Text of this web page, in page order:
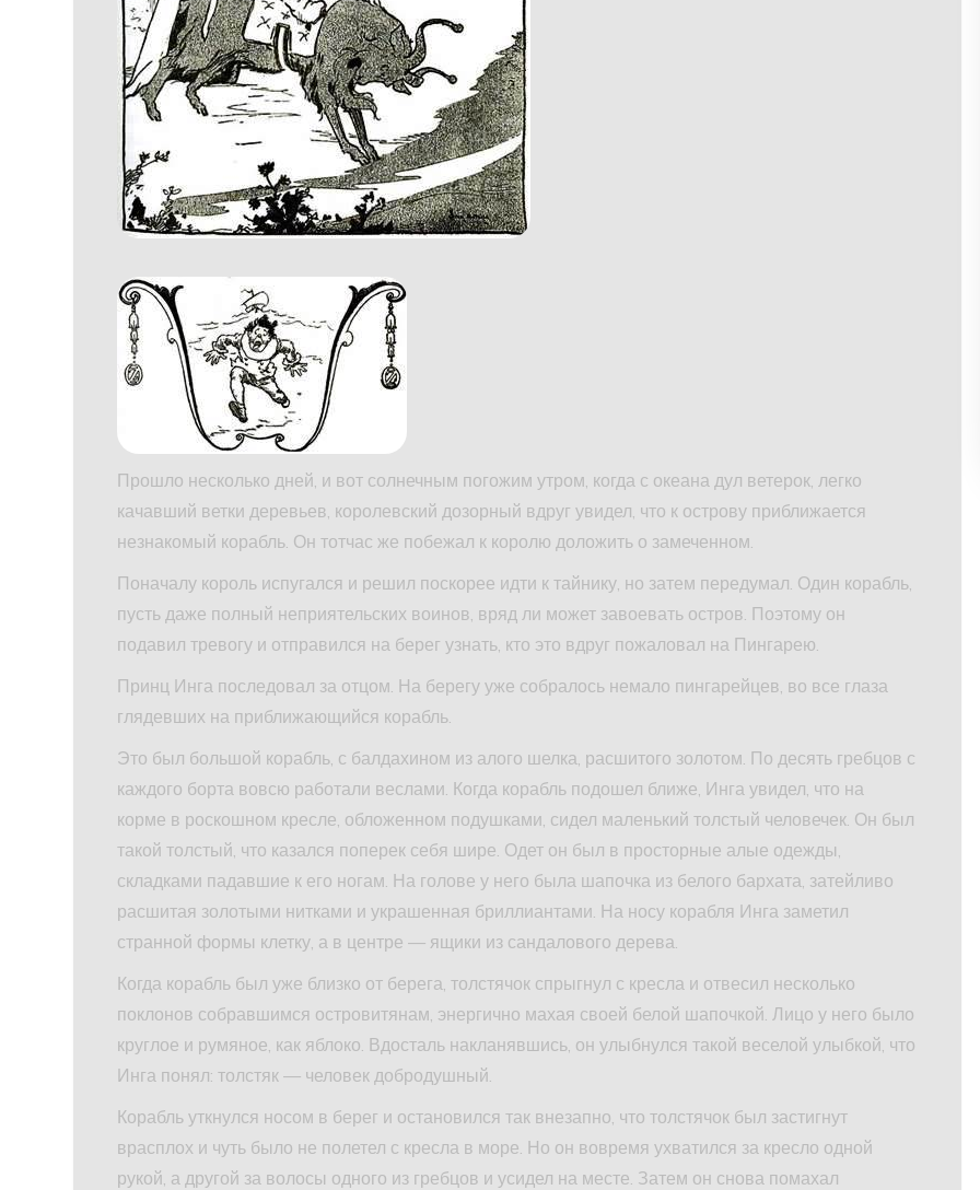
Прошло несколько дней, и вот солнечным погожим утром, когда с океана дул ветерок, легко
качавший ветки деревьев, королевский дозорный вдруг увидел, что к острову приближается
незнакомый корабль. Он тотчас же побежал к королю доложить о замеченном.
Поначалу король испугался и решил поскорее идти к тайнику, но затем передумал. Один корабль,
пусть даже полный неприятельских воинов, вряд ли может завоевать остров. Поэтому он
подавил тревогу и отправился на берег узнать, кто это вдруг пожаловал на Пингарею.
Принц Инга последовал за отцом. На берегу уже собралось немало пингарейцев, во все глаза
глядевших на приближающийся корабль.
Это был большой корабль, с балдахином из алого шелка, расшитого золотом. По десять гребцов с
каждого борта вовсю работали веслами. Когда корабль подошел ближе, Инга увидел, что на
корме в роскошном кресле, обложенном подушками, сидел маленький толстый человечек. Он был
такой толстый, что казался поперек себя шире. Одет он был в просторные алые одежды,
складками падавшие к его ногам. На голове у него была шапочка из белого бархата, затейливо
расшитая золотыми нитками и украшенная бриллиантами. На носу корабля Инга заметил
странной формы клетку, а в центре — ящики из сандалового дерева.
Когда корабль был уже близко от берега, толстячок спрыгнул с кресла и отвесил несколько
поклонов собравшимся островитянам, энергично махая своей белой шапочкой. Лицо у него было
круглое и румяное, как яблоко. Вдосталь накланявшись, он улыбнулся такой веселой улыбкой, что
Инга понял: толстяк — человек добродушный.
Корабль уткнулся носом в берег и остановился так внезапно, что толстячок был застигнут
врасплох и чуть было не полетел с кресла в море. Но он вовремя ухватился за кресло одной
рукой, а другой за волосы одного из гребцов и усидел на месте. Затем он снова помахал